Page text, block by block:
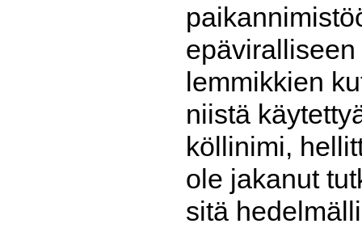
lemmikkien
niistä
köllinimi,
ole jakanut
sitä